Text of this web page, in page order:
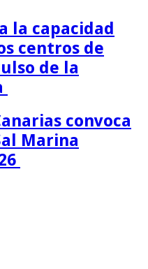
la capacidad
centros de
de la
convoca
Marina